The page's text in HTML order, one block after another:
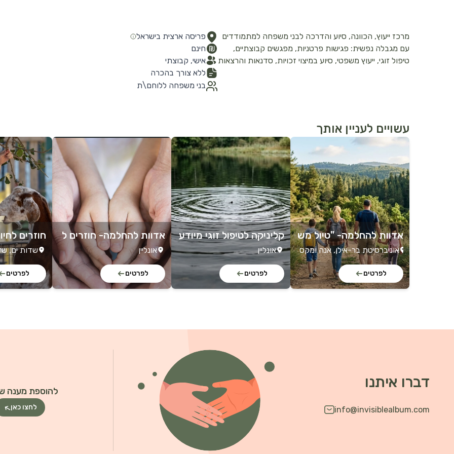
מרכז ייעוץ, הכוונה, סיוע והדרכה לבני משפחה למתמודדים
עם מגבלה נפשית: פגישות פרטניות, מפגשים קבוצתיים,
טיפול זוגי, ייעוץ משפטי, סיוע במיצוי זכויות, סדנאות והרצאות
פריסה ארצית בישראל
חינם
אישי, קבוצתי
ללא צורך בהכרה
בני משפחה ללוחם\ת
עשויים לעניין אותך
לפרטים נוספים
אדוות להחלמה- "טיול מש
פחתי"
אוניברסיטת בר-אילן, אנה ומקס
ווב, רמת גן, 5290002, ישראל
לפרטים
לפרטים נוספים
קליניקה לטיפול זוגי מיודע
טראומה
אונליין
לפרטים
לפרטים נוספים
אדוות להחלמה- חוזרים ל
קשר
אונליין
לפרטים
לפרטים נוספים
חוזרים
ורים
שדות ים,
לפרטים
דברו איתנו
info@invisiblealbum.com
להוספת מענה
לחצו כאן